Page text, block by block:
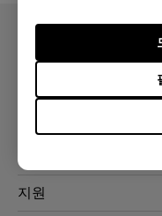
조명
솔루션
Eye-Care 모니터
지원